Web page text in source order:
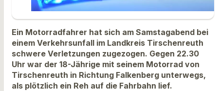
Ein Motorradfahrer hat sich am Samstagabend bei
einem Verkehrsunfall im Landkreis Tirschenreuth
schwere Verletzungen zugezogen. Gegen 22.30
Uhr war der 18-Jährige mit seinem Motorrad von
Tirschenreuth in Richtung Falkenberg unterwegs,
als plötzlich ein Reh auf die Fahrbahn lief.